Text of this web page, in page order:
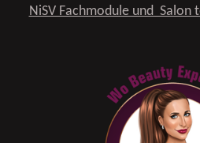
NiSV Fachmodule und Salon